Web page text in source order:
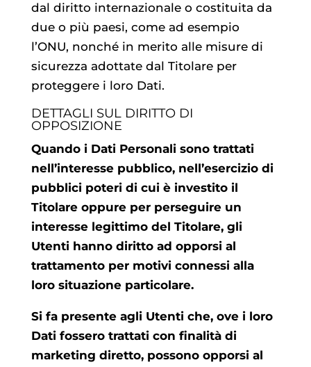
dal diritto internazionale o costituita da
due o più paesi, come ad esempio
l’ONU, nonché in merito alle misure di
sicurezza adottate dal Titolare per
proteggere i loro Dati.
DETTAGLI SUL DIRITTO DI
OPPOSIZIONE
Quando i Dati Personali sono trattati
nell’interesse pubblico, nell’esercizio di
pubblici poteri di cui è investito il
Titolare oppure per perseguire un
interesse legittimo del Titolare, gli
Utenti hanno diritto ad opporsi al
trattamento per motivi connessi alla
loro situazione particolare.
Si fa presente agli Utenti che, ove i loro
Dati fossero trattati con finalità di
marketing diretto, possono opporsi al